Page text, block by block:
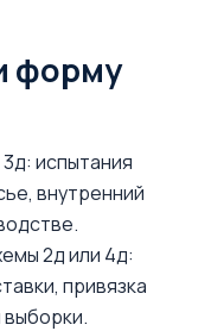
форму
испытания
внутренний
2д или 4д:
привязка
выборки.